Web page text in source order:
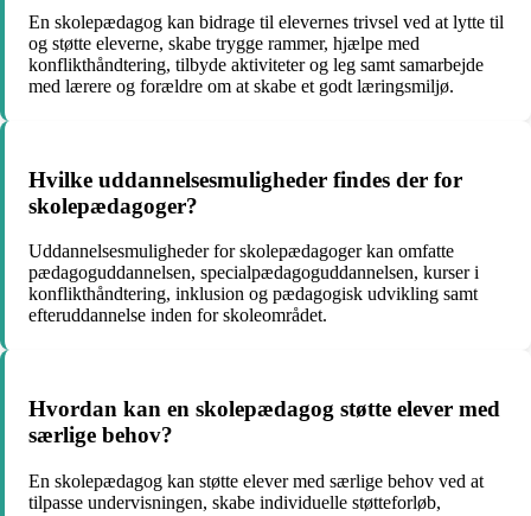
En skolepædagog kan bidrage til elevernes trivsel ved at lytte til
og støtte eleverne, skabe trygge rammer, hjælpe med
konflikthåndtering, tilbyde aktiviteter og leg samt samarbejde
med lærere og forældre om at skabe et godt læringsmiljø.
Hvilke uddannelsesmuligheder findes der for
skolepædagoger?
Uddannelsesmuligheder for skolepædagoger kan omfatte
pædagoguddannelsen, specialpædagoguddannelsen, kurser i
konflikthåndtering, inklusion og pædagogisk udvikling samt
efteruddannelse inden for skoleområdet.
Hvordan kan en skolepædagog støtte elever med
særlige behov?
En skolepædagog kan støtte elever med særlige behov ved at
tilpasse undervisningen, skabe individuelle støtteforløb,